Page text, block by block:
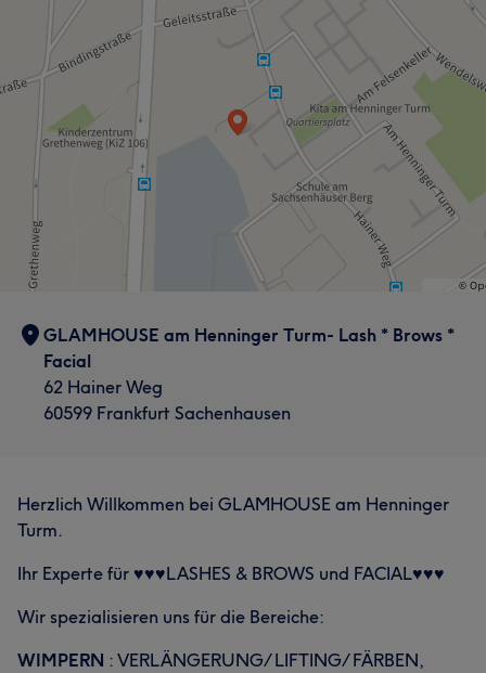
GLAMHOUSE am Henninger Turm- Lash * Brows *
Facial
62 Hainer Weg
60599 Frankfurt Sachenhausen
Herzlich Willkommen bei GLAMHOUSE am Henninger
Turm.
Ihr Experte für ♥♥♥LASHES & BROWS und FACIAL♥♥♥
Wir spezialisieren uns für die Bereiche:
WIMPERN : VERLÄNGERUNG/ LIFTING/ FÄRBEN,